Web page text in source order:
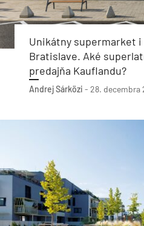
Unikátny supermarket
Bratislave. Aké
predajňa Kauflandu?
Andrej Sárközi - 28. decembra